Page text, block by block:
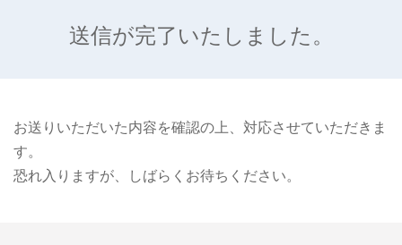
送信が完了いたしました。
お送りいただいた内容を確認の上、対応させていただきま
す。
恐れ入りますが、しばらくお待ちください。